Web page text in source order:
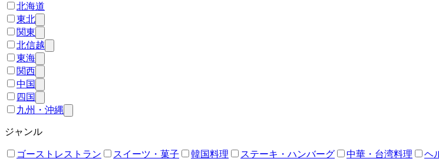
北海道
東北
関東
北信越
東海
関西
中国
四国
九州・沖縄
ジャンル
ゴーストレストラン スイーツ・菓子 韓国料理 ステーキ・ハンバーグ 中華・台湾料理 ヘ